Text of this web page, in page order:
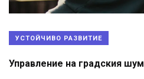
УСТОЙЧИВО РАЗВИТИЕ
Управление на градския шум